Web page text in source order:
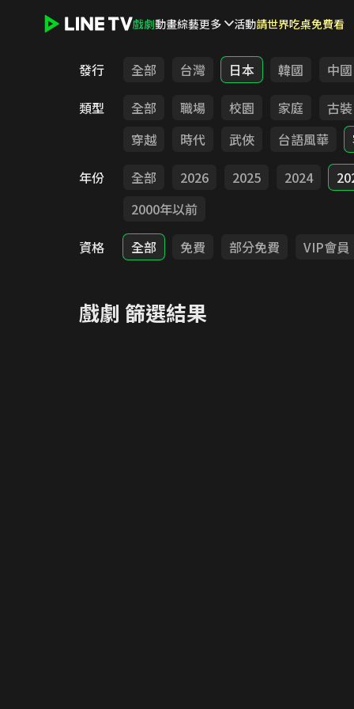
戲劇動畫綜藝更多 活動請世界吃桌免費看
發行 全部 台灣 日本 韓國
中國
類型
全部 職場 校園 家庭
古裝
穿越
時代 武俠 台語風華
年份
全部 2026 2025 2024
2000年以前
資格
全部 免費 部分免費 VIP會員
戲劇 篩選結果